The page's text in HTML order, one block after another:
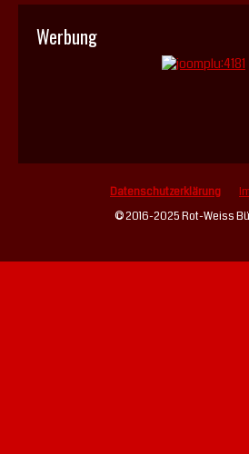
Werbung
Datenschutzerklärung
© 2016-2025 Rot-Weiss